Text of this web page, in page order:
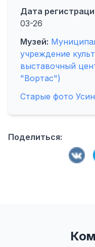
Дата
03-26
Музей:
учреждение
выставочный
"Вортас")
Старые фото
Поделиться: